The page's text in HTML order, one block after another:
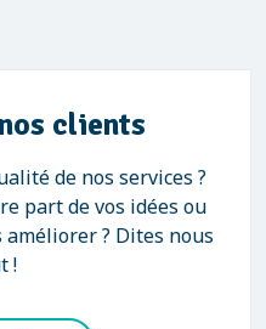
clients
de nos services ?
part de vos idées ou
? Dites nous
!